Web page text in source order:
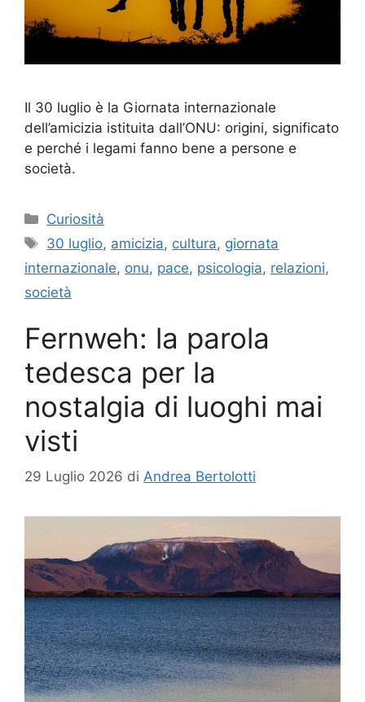
Il 30 luglio è la Giornata internazionale
dell’amicizia istituita dall’ONU: origini, significato
e perché i legami fanno bene a persone e
società.
Categorie
Curiosità
Tag
30 luglio, amicizia, cultura, giornata
internazionale, onu, pace, psicologia, relazioni,
società
Fernweh: la parola
tedesca per la
nostalgia di luoghi mai
visti
29 Luglio 2026 di Andrea Bertolotti